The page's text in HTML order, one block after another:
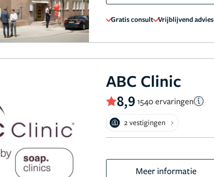
Gratis consult Vrijblijvend advies
ABC Clinic
8,9 1540 ervaringen
2 vestigingen
Meer informatie